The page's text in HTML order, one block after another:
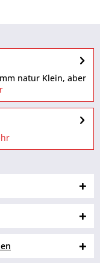
natur Klein, aber